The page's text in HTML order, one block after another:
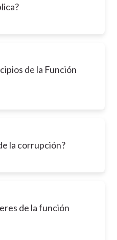
de la Función
la corrupción?
de la función